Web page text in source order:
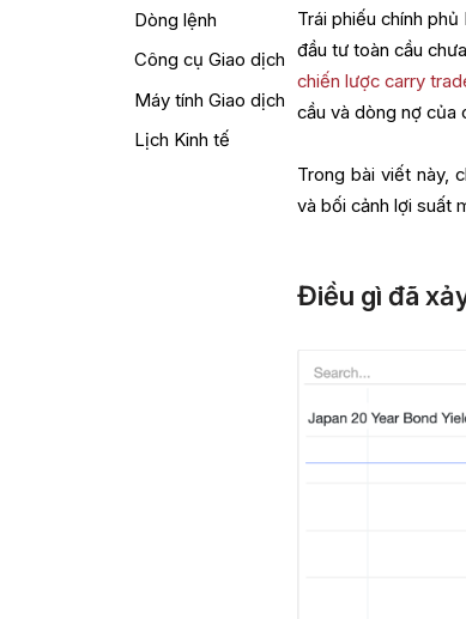
Dòng lệnh
Công cụ Giao dịch
Máy tính Giao dịch
Lịch Kinh tế
Trái phiếu chính
đầu tư toàn cầu
chiến lược carry
cầu và dòng nợ của
Trong bài viết này,
và bối cảnh lợi suất
Điều gì đã